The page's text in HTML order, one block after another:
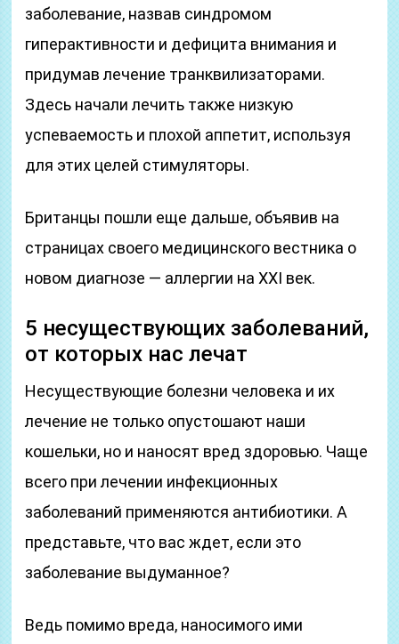
заболевание, назвав синдромом
гиперактивности и дефицита внимания и
придумав лечение транквилизаторами.
Здесь начали лечить также низкую
успеваемость и плохой аппетит, используя
для этих целей стимуляторы.
Британцы пошли еще дальше, объявив на
страницах своего медицинского вестника о
новом диагнозе — аллергии на XXI век.
5 несуществующих заболеваний,
от которых нас лечат
Несуществующие болезни человека и их
лечение не только опустошают наши
кошельки, но и наносят вред здоровью. Чаще
всего при лечении инфекционных
заболеваний применяются антибиотики. А
представьте, что вас ждет, если это
заболевание выдуманное?
Ведь помимо вреда, наносимого ими